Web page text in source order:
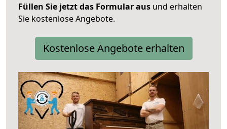
Füllen Sie jetzt das Formular aus und erhalten
Sie kostenlose Angebote.
Kostenlose Angebote erhalten